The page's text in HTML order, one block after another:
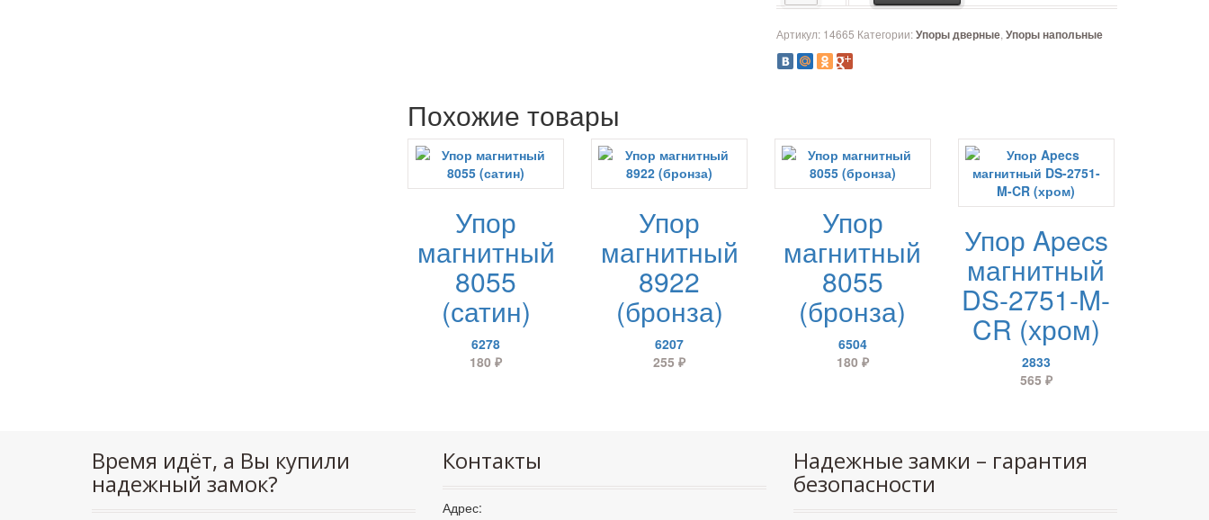
Артикул: 14665 Категории:Упоры дверные,Упоры напольные
Похожие товары
Упор
магнитный
8055
(сатин)
6278
180₽
Упор
магнитный
8922
(бронза)
6207
255 ₽
Упор
магнитный
8055
(бронза)
6504
180 ₽
Упор Apecs
магнитный
DS-2751-M-
CR (хром)
2833
565 ₽
Время идёт, а Вы купили
надежный замок?
Контакты
Адрес:
Надежные замки – гарантия
безопасности